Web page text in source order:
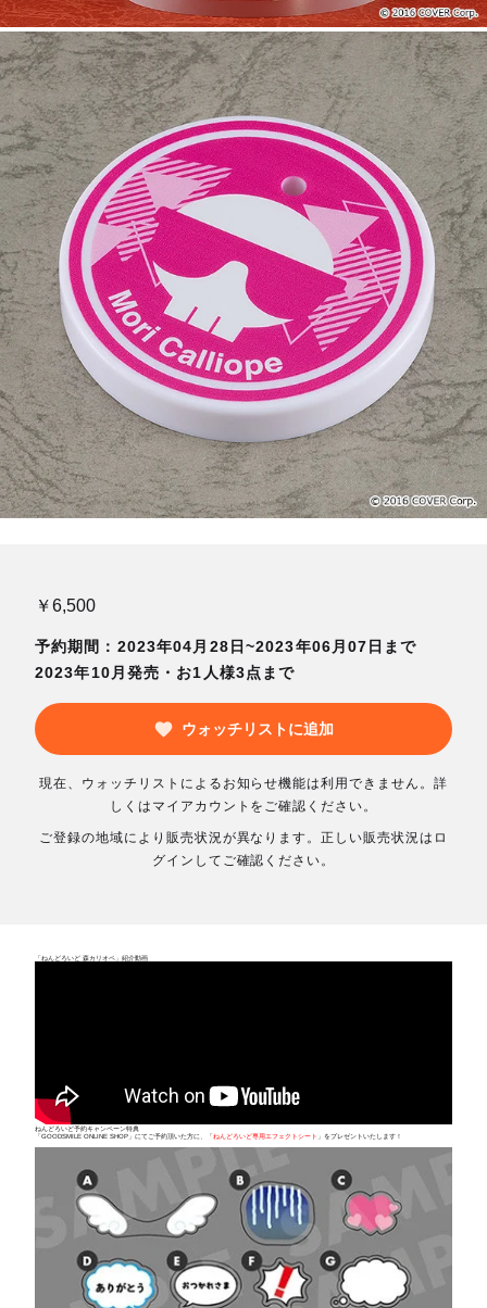
￥6,500
予約期間：2023年04月28日~2023年06月07日まで
2023年10月発売・お1人様3点まで
ウォッチリストに追加
現在、ウォッチリストによるお知らせ機能は利用できません。詳
しくはマイアカウントをご確認ください。
ご登録の地域により販売状況が異なります。正しい販売状況はロ
グインしてご確認ください。
「ねんどろいど 森カリオペ」紹介動画
ねんどろいど予約キャンペーン特典
「GOODSMILE ONLINE SHOP」にてご予約頂いた方に、「ねんどろいど専用エフェクトシート 」をプレゼントいたします！